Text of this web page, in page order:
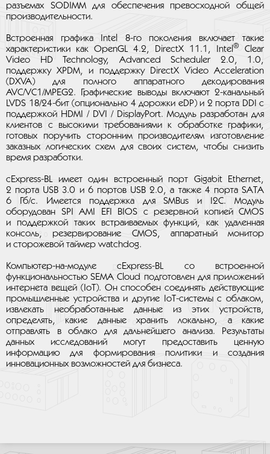
разъемах SODIMM для обеспечения превосходной общей
производительности.
Встроенная графика Intel 8-го поколения включает такие
характеристики как OpenGL 4.2, DirectX 11.1, Intel ®
Clear
Video HD Technology, Advanced Scheduler 2.0, 1.0,
поддержку XPDM, и поддержку DirectX Video Acceleration
(DXVA) для полного аппаратного декодирования
AVC/VC1/MPEG2. Графические выводы включают 2-канальный
LVDS 18/24-бит (опционально 4 дорожки eDP) и 2 порта DDI с
поддержкой HDMI / DVI / DisplayPort. Модуль разработан для
клиентов с высокими требованиями к обработке графики,
готовых поручить сторонним производителям изготовление
заказных логических схем для своих систем, чтобы снизить
время разработки.
cExpress-BL имеет один встроенный порт Gigabit Ethernet,
2 порта USB 3.0 и 6 портов USB 2.0, а также 4 порта SATA
6 Гб/с. Имеется поддержка для SMBus и I2C. Модуль
оборудован SPI AMI EFI BIOS с резервной копией CMOS
и поддержкой таких встраиваемых функций, как удаленная
консоль, резервирование CMOS, аппаратный монитор
и сторожевой таймер watchdog.
Компьютер-на-модуле cExpress-BL со встроенной
функциональностью SEMA Cloud подготовлен для приложений
интернета вещей (IoT). Он способен соединять действующие
промышленные устройства и другие IoT-системы с облаком,
извлекать необработанные данные из этих устройств,
определять, какие данные хранить локально, а какие
отправлять в облако для дальнейшего анализа. Результаты
данных исследований могут предоставить ценную
информацию для формирования политики и создания
инновационных возможностей для бизнеса.